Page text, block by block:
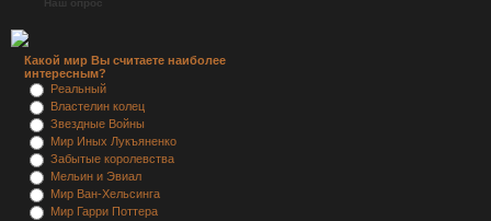
Наш опрос
Какой мир Вы считаете наиболее
интересным?
Реальный
Властелин колец
Звездные Войны
Мир Иных Лукъяненко
Забытые королевства
Мельин и Эвиал
Мир Ван-Хельсинга
Мир Гарри Поттера